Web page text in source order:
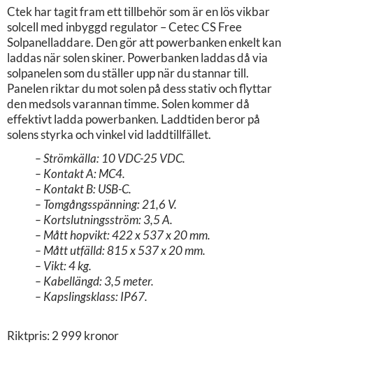
Ctek har tagit fram ett tillbehör som är en lös vikbar
solcell med inbyggd regulator – Cetec CS Free
Solpanelladdare. Den gör att powerbanken enkelt kan
laddas när solen skiner. Powerbanken laddas då via
solpanelen som du ställer upp när du stannar till.
Panelen riktar du mot solen på dess stativ och flyttar
den medsols varannan timme. Solen kommer då
effektivt ladda powerbanken. Laddtiden beror på
solens styrka och vinkel vid laddtillfället.
– Strömkälla: 10 VDC-25 VDC.
– Kontakt A: MC4.
– Kontakt B: USB-C.
– Tomgångsspänning: 21,6 V.
– Kortslutningsström: 3,5 A.
– Mått hopvikt: 422 x 537 x 20 mm.
– Mått utfälld: 815 x 537 x 20 mm.
– Vikt: 4 kg.
– Kabellängd: 3,5 meter.
– Kapslingsklass: IP67.
Riktpris: 2 999 kronor